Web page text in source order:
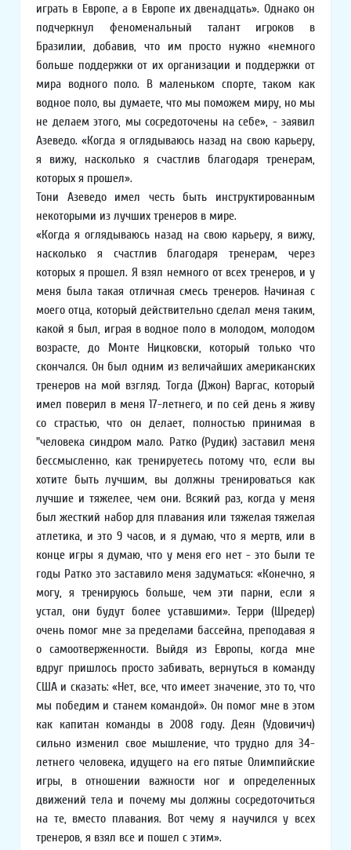
играть в Европе, а в Европе их двенадцать». Однако он
подчеркнул феноменальный талант игроков в
Бразилии, добавив, что им просто нужно «немного
больше поддержки от их организации и поддержки от
мира водного поло. В маленьком спорте, таком как
водное поло, вы думаете, что мы поможем миру, но мы
не делаем этого, мы сосредоточены на себе», - заявил
Азеведо. «Когда я оглядываюсь назад на свою карьеру,
я вижу, насколько я счастлив благодаря тренерам,
которых я прошел».
Тони Азеведо имел честь быть инструктированным
некоторыми из лучших тренеров в мире.
«Когда я оглядываюсь назад на свою карьеру, я вижу,
насколько я счастлив благодаря тренерам, через
которых я прошел. Я взял немного от всех тренеров, и у
меня была такая отличная смесь тренеров. Начиная с
моего отца, который действительно сделал меня таким,
какой я был, играя в водное поло в молодом, молодом
возрасте, до Монте Ницковски, который только что
скончался. Он был одним из величайших американских
тренеров на мой взгляд. Тогда (Джон) Варгас, который
имел поверил в меня 17-летнего, и по сей день я живу
со страстью, что он делает, полностью принимая в
"человека синдром мало. Ратко (Рудик) заставил меня
бессмысленно, как тренируетесь потому что, если вы
хотите быть лучшим, вы должны тренироваться как
лучшие и тяжелее, чем они. Всякий раз, когда у меня
был жесткий набор для плавания или тяжелая тяжелая
атлетика, и это 9 часов, и я думаю, что я мертв, или в
конце игры я думаю, что у меня его нет - это были те
годы Ратко это заставило меня задуматься: «Конечно, я
могу, я тренируюсь больше, чем эти парни, если я
устал, они будут более уставшими». Терри (Шредер)
очень помог мне за пределами бассейна, преподавая я
о самоотверженности. Выйдя из Европы, когда мне
вдруг пришлось просто забивать, вернуться в команду
США и сказать: «Нет, все, что имеет значение, это то, что
мы победим и станем командой». Он помог мне в этом
как капитан команды в 2008 году. Деян (Удовичич)
сильно изменил свое мышление, что трудно для 34-
летнего человека, идущего на его пятые Олимпийские
игры, в отношении важности ног и определенных
движений тела и почему мы должны сосредоточиться
на те, вместо плавания. Вот чему я научился у всех
тренеров, я взял все и пошел с этим».